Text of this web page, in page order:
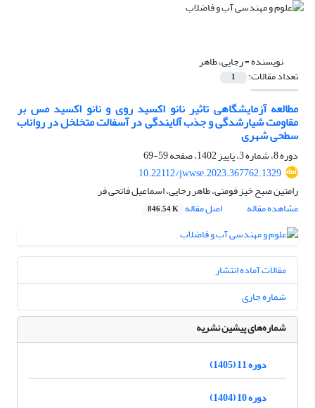
نویسنده =رجایی، طاهر
تعداد مقالات: 1
مطالعه آزمایشگاهی تاثیر نانو اکسید روی و نانو اکسید مس بر
مقاومت شیار‌شدگی و جذب آلایندگی در آسفالت متخلخل در رواناب
سطحی شهری
دوره 8، شماره 3، پاییز 1402، صفحه
59-69
10.22112/jwwse.2023.367762.1329
رامتین صبح خیز فومنی، طاهر رجایی، اسماعیل فاتحی فر
مشاهده مقاله
اصل مقاله 846.54 K
مقالات آماده انتشار
شماره جاری
شماره‌های پیشین نشریه
دوره 11 (1405)
دوره 10 (1404)